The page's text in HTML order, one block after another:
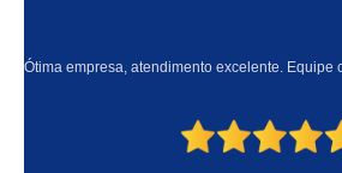
Ótima empresa, atendimento excelente. Equipe